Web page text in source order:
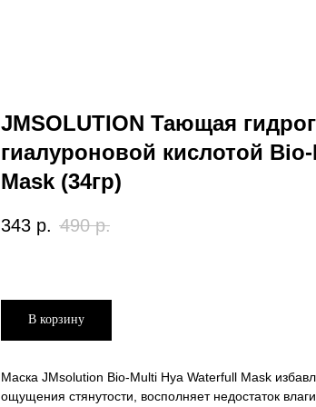
JMSOLUTION Тающая
гиалуроновой кислотой
Mask (34гр)
343 р. 490 р.
В корзину
Маска JMsolution Bio-Multi Hya Waterfull Mask
ощущения стянутости, восполняет недостаток